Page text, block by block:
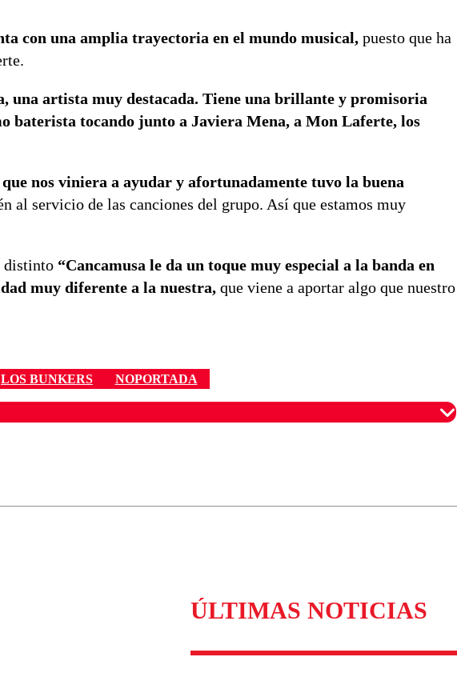
con una amplia trayectoria en el mundo musical, puesto que ha
una artista muy destacada. Tiene una brillante y promisoria
baterista tocando junto a Javiera Mena, a Mon Laferte, los
nos viniera a ayudar y afortunadamente tuvo la buena
al servicio de las canciones del grupo. Así que estamos muy
distinto “Cancamusa le da un toque muy especial a la banda en
muy diferente a la nuestra, que viene a aportar algo que nuestro
LOS BUNKERS NOPORTADA
ÚLTIMAS NOTICIAS